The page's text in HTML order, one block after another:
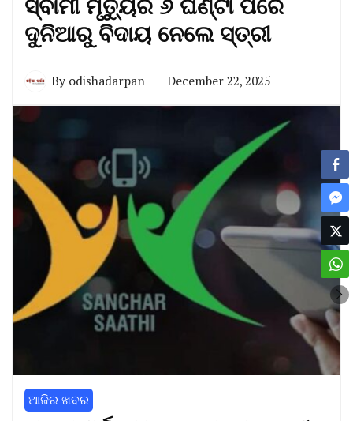
ସ୍ବାମୀ ମୃତ୍ୟୁର ୬ ଘଣ୍ଟା ପରେ
ଦୁନିଆରୁ ବିଦାୟ ନେଲେ ସ୍ତ୍ରୀ
By odishadarpan December 22, 2025
ଆଜିର ଖବର